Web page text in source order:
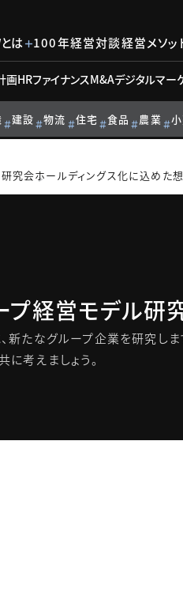
は 100年経営対談経営メソッ
画HRファイナンスM&Aデジタルマー
建設 物流 住宅 食品 農業
研究会ホールディングス化に込めた
プ経営モデル研
新たなグループ企業を研究しま
に考えましょう。